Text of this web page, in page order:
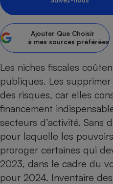
Ajouter Que Choisir
à mes sources préférées
Les niches fiscales
publiques. Les
des risques, car elles
financement
secteurs d’activité. Sans
pour laquelle les
proroger certaines qui
2023, dans le cadre du
pour 2024. Inventaire